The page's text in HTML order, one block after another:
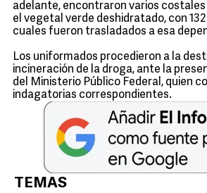
adelante, encontraron varios
el vegetal verde deshidratado, con
cuales fueron trasladados a esa
Los uniformados procedieron a la
incineración de la droga, ante la
del Ministerio Público Federal, quien
indagatorias correspondientes.
TEMAS